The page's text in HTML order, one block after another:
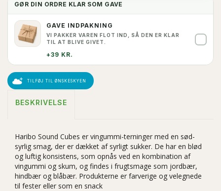
GØR DIN ORDRE KLAR SOM GAVE
GAVE INDPAKNING
VI PAKKER VAREN FLOT IND, SÅ DEN ER KLAR
TIL AT BLIVE GIVET.
+39 KR.
TILFØJ TIL ØNSKESKYEN
BESKRIVELSE
Haribo Sound Cubes er vingummi-terninger med en sød-
syrlig smag, der er dækket af syrligt sukker. De har en blød
og luftig konsistens, som opnås ved en kombination af
vingummi og skum, og findes i frugtsmage som jordbær,
hindbær og blåbær. Produkterne er farverige og velegnede
til fester eller som en snack